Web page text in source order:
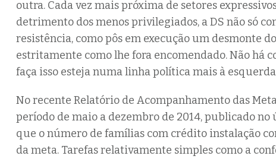
outra. Cada vez mais próxima de setores
detrimento dos menos privilegiados, a DS não só
resistência, como pôs em execução um desmonte
estritamente como lhe fora encomendado. Não há
faça isso esteja numa linha política mais à
No recente Relatório de Acompanhamento das
período de maio a dezembro de 2014, publicado
que o número de famílias com crédito instalação
da meta. Tarefas relativamente simples como a